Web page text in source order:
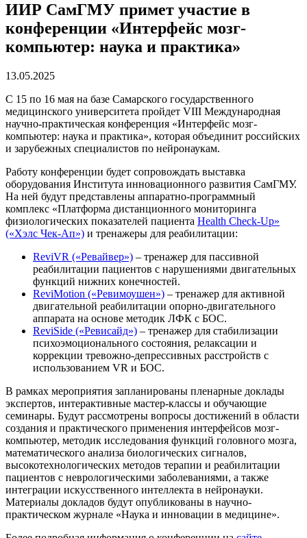
ИИР СамГМУ примет участие в
конференции «Интерфейс мозг-
компьютер: наука и практика»
13.05.2025
С 15 по 16 мая на базе Самарского государственного
медицинского университета пройдет VIII Международная
научно-практическая конференция «Интерфейс мозг-
компьютер: наука и практика», которая объединит российских
и зарубежных специалистов по нейронаукам.
Работу конференции будет сопровождать выставка
оборудования Института инновационного развития СамГМУ.
На ней будут представлены аппаратно-программный
комплекс «Платформа дистанционного мониторинга
физиологических показателей пациента Health Check-Up»
(«Хэлс Чек-Ап») и тренажеры для реабилитации:
ReviVR («Ревайвер») – тренажер для пассивной
реабилитации пациентов с нарушениями двигательных
функций нижних конечностей.
ReviMotion («Ревимоушен») – тренажер для активной
двигательной реабилитации опорно-двигательного
аппарата на основе методик ЛФК с БОС.
ReviSide («Ревисайд») – тренажер для стабилизации
психоэмоционального состояния, релаксации и
коррекции тревожно-депрессивных расстройств с
использованием VR и БОС.
В рамках мероприятия запланированы пленарные доклады
экспертов, интерактивные мастер-классы и обучающие
семинары. Будут рассмотрены вопросы достижений в области
создания и практического применения интерфейсов мозг-
компьютер, методик исследования функций головного мозга,
математического анализа биологических сигналов,
высокотехнологических методов терапии и реабилитации
пациентов с неврологическими заболеваниями, а также
интеграции искусственного интеллекта в нейронауки.
Материалы докладов будут опубликованы в научно-
практическом журнале «Наука и инновации в медицине».